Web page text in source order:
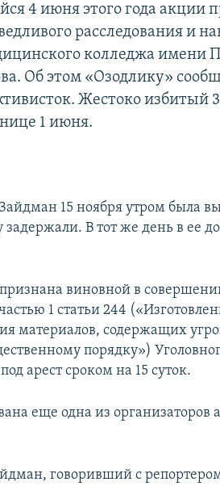
4 июня этого года акции
расследования и
колледжа имени
Об этом «Озодлику»
Жестоко избитый
1 июня.
15 ноября утром была
В тот же день в ее
виновной в
1 статьи 244
материалов, содержащих
порядку»)
арест сроком на 15 суток.
еще одна из организаторов
говоривший с